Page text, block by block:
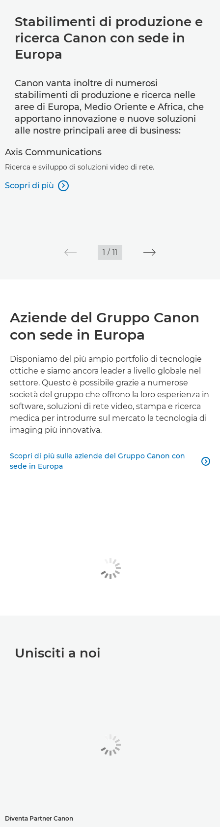
Stabilimenti di produzione e
ricerca Canon con sede in
Europa
Canon vanta inoltre di numerosi
stabilimenti di produzione e ricerca nelle
aree di Europa, Medio Oriente e Africa, che
apportano innovazione e nuove soluzioni
alle nostre principali aree di business:
Axis Communications
Ricerca e sviluppo di soluzioni video di rete.
Scopri di più 
1 / 11
Aziende del Gruppo Canon
con sede in Europa
Disponiamo del più ampio portfolio di tecnologie
ottiche e siamo ancora leader a livello globale nel
settore. Questo è possibile grazie a numerose
società del gruppo che offrono la loro esperienza in
software, soluzioni di rete video, stampa e ricerca
medica per introdurre sul mercato la tecnologia di
imaging più innovativa.
Scopri di più sulle aziende del Gruppo Canon con
sede in Europa

Unisciti a noi
Diventa Partner Canon